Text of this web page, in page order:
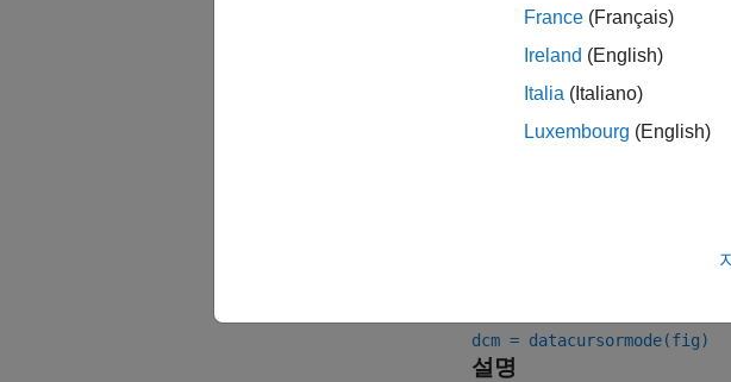
하지만 데이터 커서 모드를
자세한 내용은차트 상호 작용
생성
dcm = datacursormode(fig)
설명
France (Français)
Ireland (English)
Italia (Italiano)
Luxembourg (English)